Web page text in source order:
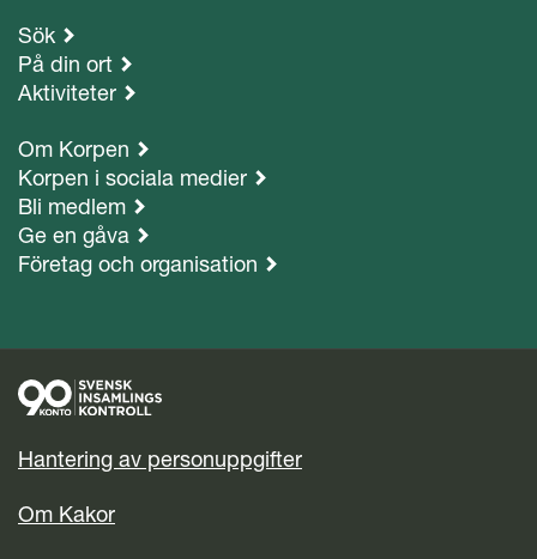
Sök
På din ort
Aktiviteter
Om Korpen
Korpen i sociala medier
Bli medlem
Ge en gåva
Företag och organisation
Hantering av personuppgifter
Om Kakor